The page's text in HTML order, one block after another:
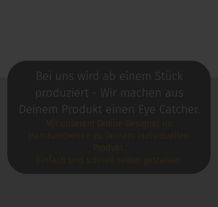
Bei uns wird ab einem Stück
produziert - Wir machen aus
Deinem Produkt einen Eye Catcher.
Mit unserem Online Designer im
Handumdrehen zu Deinem individuellen
Produkt.
Einfach und schnell selber gestalten.